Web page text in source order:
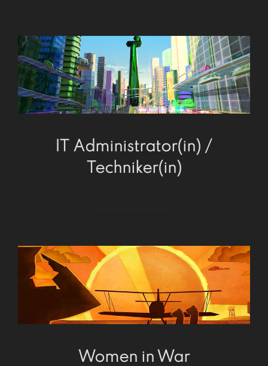
IT Administrator(in) /
Techniker(in)
Women in War